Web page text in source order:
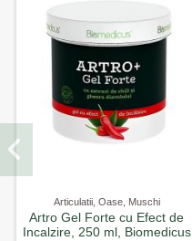
Articulatii, Oase, Muschi
Artro Gel Forte cu Efect de
Incalzire, 250 ml, Biomedicus